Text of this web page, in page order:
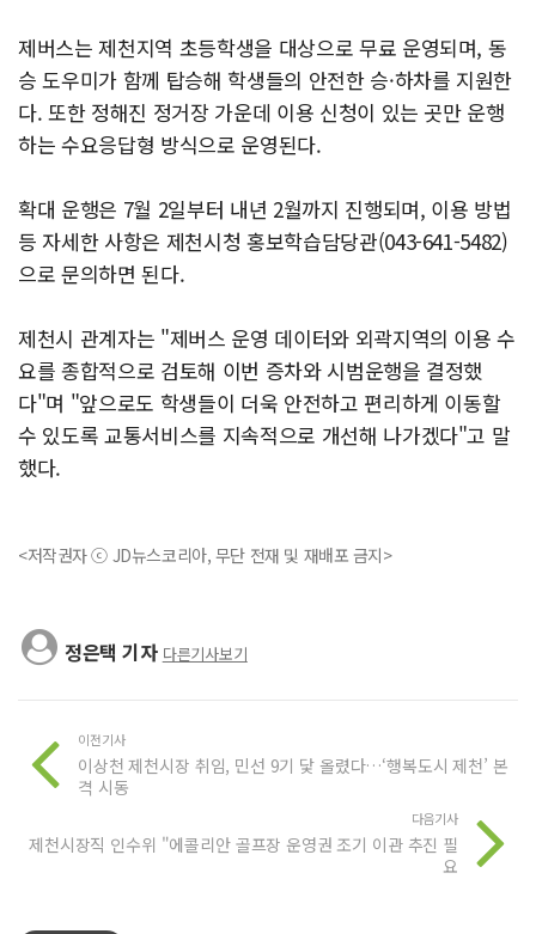
제버스는 제천지역 초등학생을 대상으로 무료 운영되며, 동
승 도우미가 함께 탑승해 학생들의 안전한 승·하차를 지원한
다. 또한 정해진 정거장 가운데 이용 신청이 있는 곳만 운행
하는 수요응답형 방식으로 운영된다.
확대 운행은 7월 2일부터 내년 2월까지 진행되며, 이용 방법
등 자세한 사항은 제천시청 홍보학습담당관(043-641-5482)
으로 문의하면 된다.
제천시 관계자는 "제버스 운영 데이터와 외곽지역의 이용 수
요를 종합적으로 검토해 이번 증차와 시범운행을 결정했
다"며 "앞으로도 학생들이 더욱 안전하고 편리하게 이동할
수 있도록 교통서비스를 지속적으로 개선해 나가겠다"고 말
했다.
<저작권자 ⓒ JD뉴스코리아, 무단 전재 및 재배포 금지>
정은택 기자 다른기사보기
이전기사
이상천 제천시장 취임, 민선 9기 닻 올렸다…‘행복도시 제천’ 본
격 시동
다음기사
제천시장직 인수위 "에콜리안 골프장 운영권 조기 이관 추진 필
요